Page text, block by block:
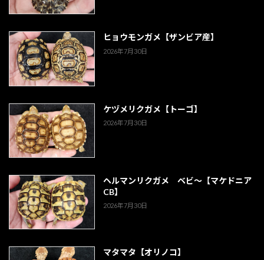
ヒョウモンガメ【ザンビア産】
2026年7月30日
ケヅメリクガメ【トーゴ】
2026年7月30日
ヘルマンリクガメ ベビ～【マケドニア
CB】
2026年7月30日
マタマタ【オリノコ】